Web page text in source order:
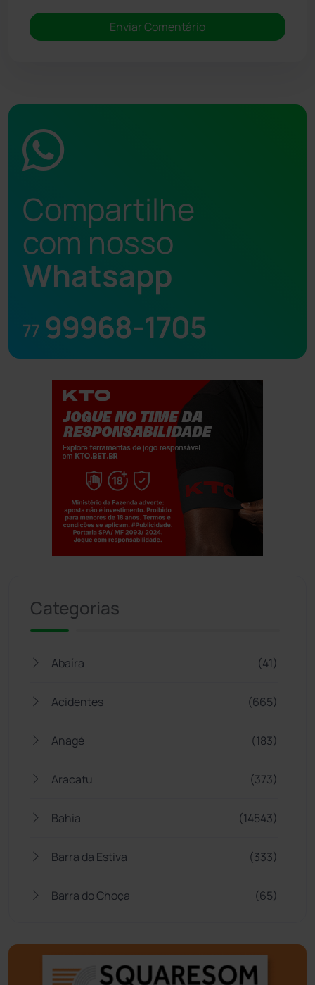
Compartilhe
com nosso
Whatsapp
77 99968-1705
Categorias
Abaíra (41)
Acidentes (665)
Anagé (183)
Aracatu (373)
Bahia (14543)
Barra da Estiva (333)
Barra do Choça (65)
Bom Jesus da Lapa (505)